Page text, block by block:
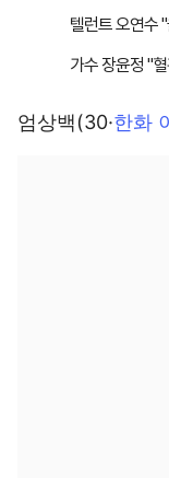
엄상백(30·한화